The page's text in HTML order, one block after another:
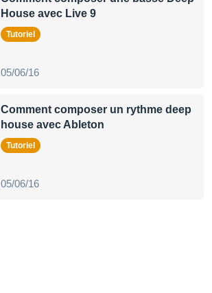
House avec Live 9
Tutoriel
05/06/16
Comment composer un rythme deep
house avec Ableton
Tutoriel
05/06/16